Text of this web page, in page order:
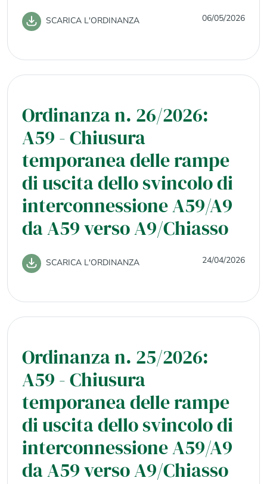
06/05/2026
SCARICA L'ORDINANZA
Ordinanza n. 26/2026:
A59 - Chiusura
temporanea delle rampe
di uscita dello svincolo di
interconnessione A59/A9
da A59 verso A9/Chiasso
24/04/2026
SCARICA L'ORDINANZA
Ordinanza n. 25/2026:
A59 - Chiusura
temporanea delle rampe
di uscita dello svincolo di
interconnessione A59/A9
da A59 verso A9/Chiasso